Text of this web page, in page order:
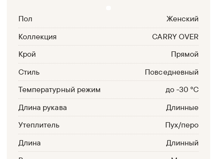
Пол
Женский
Коллекция
CARRY OVER
Крой
Прямой
Стиль
Повседневный
Температурный режим
до -30 °С
Длина рукава
Длинные
Утеплитель
Пух/перо
Длина
Длинный